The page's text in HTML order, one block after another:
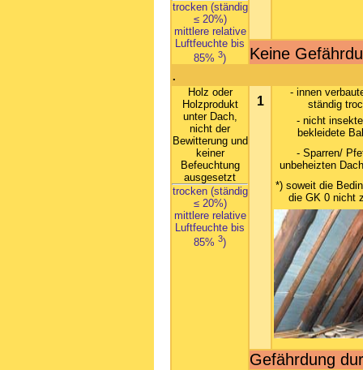
trocken (ständig
≤ 20%)
mittlere relative
Luftfeuchte bis
85% 3)
Keine
.
Holz oder
Holzprodukt
unter Dach,
nicht der
Bewitterung und
keiner
Befeuchtung
ausgesetzt
trocken (ständig
≤ 20%)
mittlere relative
Luftfeuchte bis
85% 3)
1
- innen
ständig
- nicht
bekleidete
- Sparren/
unbeheizten
*) soweit die
die GK 0 nicht
Gefährdung